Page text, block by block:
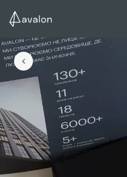
ЧИТАТИ ІСТОРІЮ